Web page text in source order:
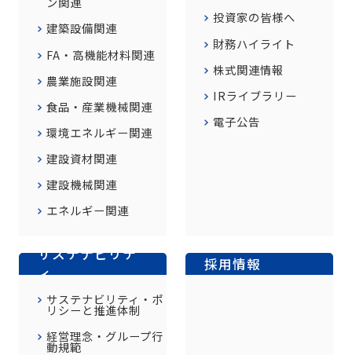
建築設備関連
FA・高機能材料関連
農業施設関連
食品・産業機械関連
環境エネルギー関連
建設資材関連
建設機械関連
エネルギー関連
投資家の皆様へ
財務ハイライト
株式関連情報
IRライブラリー
電子公告
サステナビリテ
ィ
サステナビリティ・ポ
リシーと推進体制
経営理念・グループ行
動規範
採用情報